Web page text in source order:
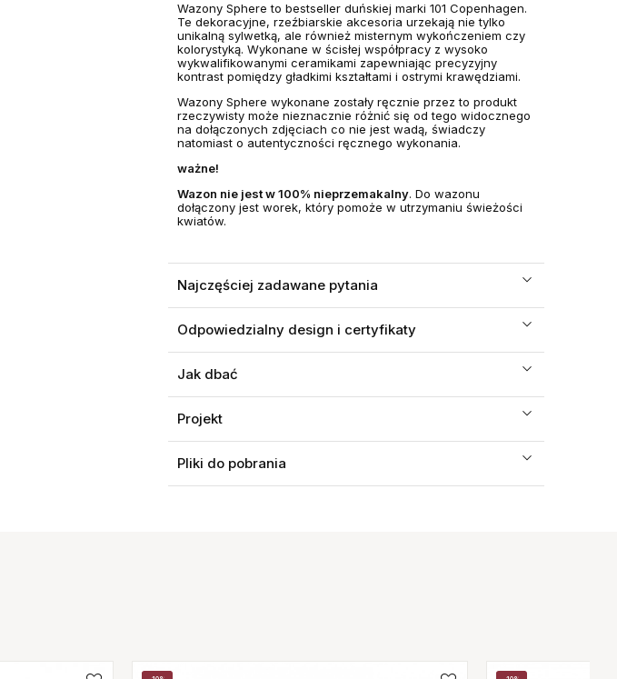
Wazony Sphere to bestseller duńskiej marki 101 Copenhagen.
Te dekoracyjne, rzeźbiarskie akcesoria urzekają nie tylko
unikalną sylwetką, ale również misternym wykończeniem czy
kolorystyką. Wykonane w ścisłej współpracy z wysoko
wykwalifikowanymi ceramikami zapewniając precyzyjny
kontrast pomiędzy gładkimi kształtami i ostrymi krawędziami.
Wazony Sphere wykonane zostały ręcznie przez to produkt
rzeczywisty może nieznacznie różnić się od tego widocznego
na dołączonych zdjęciach co nie jest wadą, świadczy
natomiast o autentyczności ręcznego wykonania.
ważne!
Wazon nie jest w 100% nieprzemakalny. Do wazonu
dołączony jest worek, który pomoże w utrzymaniu świeżości
kwiatów.
Najczęściej zadawane pytania
Odpowiedzialny design i certyfikaty
Jak dbać
Projekt
Pliki do pobrania